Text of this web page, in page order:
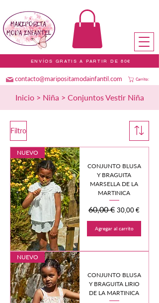
Carrito:
contacto@maripositamodainfantil.com
ENVÍOS GRATIS A PARTIR DE 80€
Inicio> Niña > Conjuntos Vestir Niña
Filtro
NUEVO
CONJUNTO BLUSA
Y BRAGUITA
MARSELLA DE LA
MARTINICA
Precio
60,00 € Precio de oferta
30,00 €
Agregar al carrito
NUEVO
CONJUNTO BLUSA
Y BRAGUITA LIRIO
DE LA MARTINICA